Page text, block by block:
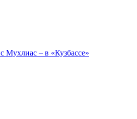
– в «Кузбассе»